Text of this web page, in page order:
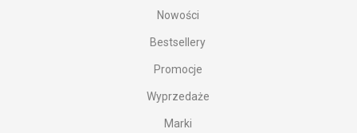
Nowości
Bestsellery
Promocje
Wyprzedaże
Marki